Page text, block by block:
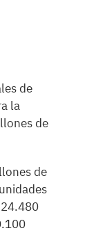
de
la
de
de